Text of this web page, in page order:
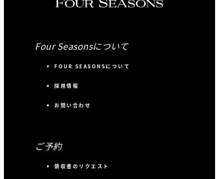
Four Seasonsについて
FOUR SEASONSについて
採用情報
お問い合わせ
ご予約
領収書のリクエスト